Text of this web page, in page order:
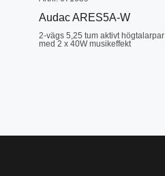
Audac ARES5A-W
2-vägs 5,25 tum aktivt högtalarpar
med 2 x 40W musikeffekt